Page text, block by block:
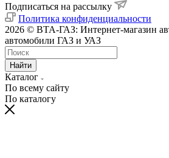
Подписаться на рассылку
Политика конфиденциальности
2026 © ВТА-ГАЗ: Интернет-магазин
автомобили ГАЗ и УАЗ
Найти
Каталог
По всему сайту
По каталогу